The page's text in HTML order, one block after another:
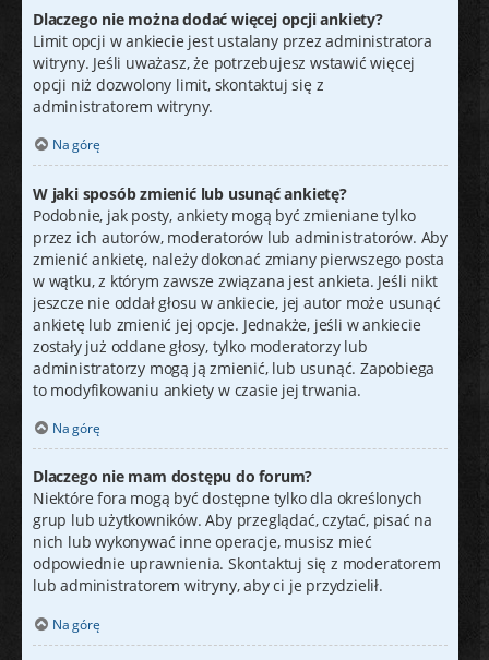
Dlaczego nie można dodać więcej opcji ankiety?
Limit opcji w ankiecie jest ustalany przez administratora
witryny. Jeśli uważasz, że potrzebujesz wstawić więcej
opcji niż dozwolony limit, skontaktuj się z
administratorem witryny.
Na górę
W jaki sposób zmienić lub usunąć ankietę?
Podobnie, jak posty, ankiety mogą być zmieniane tylko
przez ich autorów, moderatorów lub administratorów. Aby
zmienić ankietę, należy dokonać zmiany pierwszego posta
w wątku, z którym zawsze związana jest ankieta. Jeśli nikt
jeszcze nie oddał głosu w ankiecie, jej autor może usunąć
ankietę lub zmienić jej opcje. Jednakże, jeśli w ankiecie
zostały już oddane głosy, tylko moderatorzy lub
administratorzy mogą ją zmienić, lub usunąć. Zapobiega
to modyfikowaniu ankiety w czasie jej trwania.
Na górę
Dlaczego nie mam dostępu do forum?
Niektóre fora mogą być dostępne tylko dla określonych
grup lub użytkowników. Aby przeglądać, czytać, pisać na
nich lub wykonywać inne operacje, musisz mieć
odpowiednie uprawnienia. Skontaktuj się z moderatorem
lub administratorem witryny, aby ci je przydzielił.
Na górę